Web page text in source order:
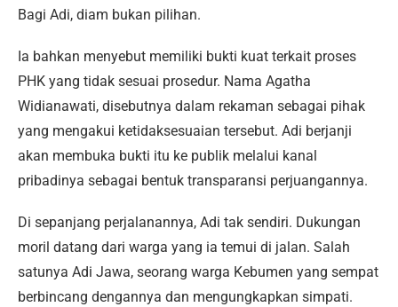
Bagi Adi, diam bukan pilihan.
Ia bahkan menyebut memiliki bukti kuat terkait proses
PHK yang tidak sesuai prosedur. Nama Agatha
Widianawati, disebutnya dalam rekaman sebagai pihak
yang mengakui ketidaksesuaian tersebut. Adi berjanji
akan membuka bukti itu ke publik melalui kanal
pribadinya sebagai bentuk transparansi perjuangannya.
Di sepanjang perjalanannya, Adi tak sendiri. Dukungan
moril datang dari warga yang ia temui di jalan. Salah
satunya Adi Jawa, seorang warga Kebumen yang sempat
berbincang dengannya dan mengungkapkan simpati.